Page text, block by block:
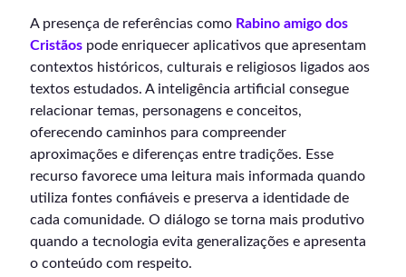
A presença de referências como Rabino amigo dos
Cristãos pode enriquecer aplicativos que apresentam
contextos históricos, culturais e religiosos ligados aos
textos estudados. A inteligência artificial consegue
relacionar temas, personagens e conceitos,
oferecendo caminhos para compreender
aproximações e diferenças entre tradições. Esse
recurso favorece uma leitura mais informada quando
utiliza fontes confiáveis e preserva a identidade de
cada comunidade. O diálogo se torna mais produtivo
quando a tecnologia evita generalizações e apresenta
o conteúdo com respeito.